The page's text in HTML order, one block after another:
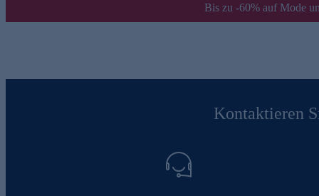
Bis zu -60% auf Mode
Kontaktieren